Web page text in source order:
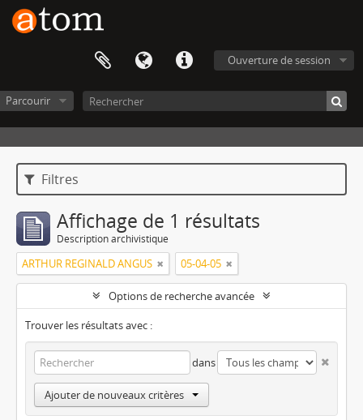
Ouverture de session
Parcourir
Filtres
Affichage de 1 résultats
Description archivistique
ARTHUR REGINALD ANGUS 05-04-05
Options de recherche avancée
Trouver les résultats avec :
dans
Ajouter de nouveaux critères